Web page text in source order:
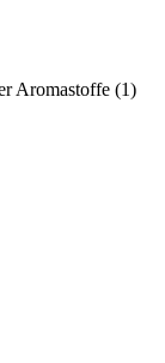
Aromastoffe (1)